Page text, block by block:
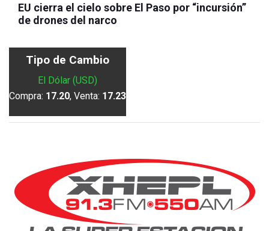
EU cierra el cielo sobre El Paso por “incursión”
de drones del narco
Tipo de Cambio
El Dólar (USD)
Compra: 17.20, Venta: 17.23